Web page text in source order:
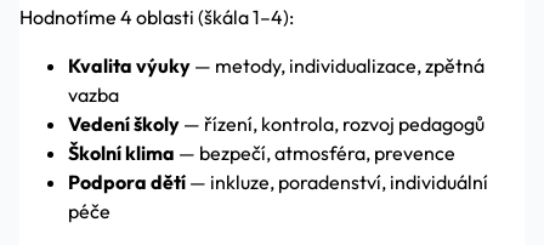
Hodnotíme 4 oblasti (škála 1–4):
Kvalita výuky — metody, individualizace, zpětná
vazba
Vedení školy — řízení, kontrola, rozvoj pedagogů
Školní klima — bezpečí, atmosféra, prevence
Podpora dětí — inkluze, poradenství, individuální
péče